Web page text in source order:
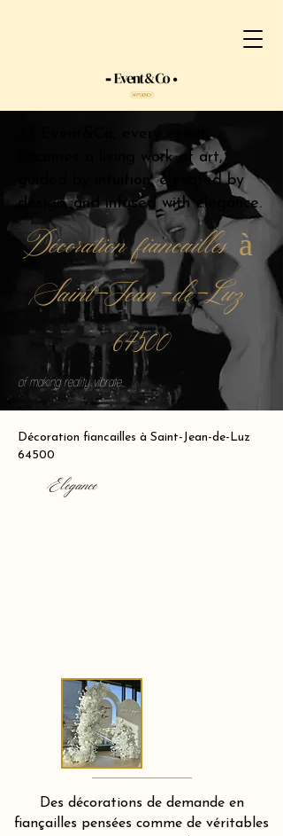
becomes a living work of art,
guided by intuition, elevated by
design, and infused with elegance.
Décoration fiancailles à
Saint-Jean-de-Luz
64500
of making reality vibrate.
Décoration fiancailles à Saint-Jean-de-Luz
64500
Elegance
Des décorations de demande en
fiançailles pensées comme de véritables